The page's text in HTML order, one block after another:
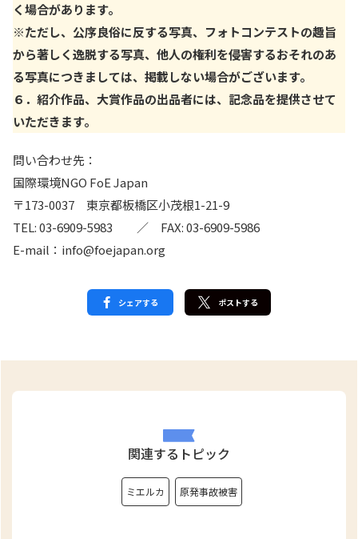
く場合があります。
※ただし、公序良俗に反する写真、フォトコンテストの趣旨
から著しく逸脱する写真、他人の権利を侵害するおそれのあ
る写真につきましては、掲載しない場合がございます。
６．紹介作品、大賞作品の出品者には、記念品を提供させて
いただきます。
問い合わせ先：
国際環境NGO FoE Japan
〒173-0037 東京都板橋区小茂根1-21-9
TEL: 03-6909-5983 ／ FAX: 03-6909-5986
E-mail：info@foejapan.org
シェアする ポストする
関連するトピック
ミエルカ 原発事故被害